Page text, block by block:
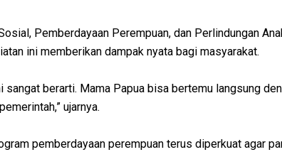
Pemberdayaan Perempuan, dan Perlindungan
ini memberikan dampak nyata bagi masyarakat.
sangat berarti. Mama Papua bisa bertemu langsung
ujarnya.
pemberdayaan perempuan terus diperkuat agar